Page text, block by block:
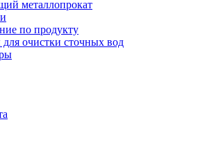
металлопрокат
по продукту
очистки сточных вод